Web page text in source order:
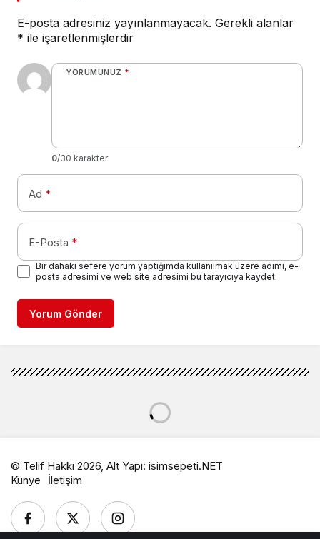
E-posta adresiniz yayınlanmayacak. Gerekli alanlar
* ile işaretlenmişlerdir
YORUMUNUZ *
0/30 karakter
Ad *
E-Posta *
Bir dahaki sefere yorum yaptığımda kullanılmak üzere adımı, e-
posta adresimi ve web site adresimi bu tarayıcıya kaydet.
Yorum Gönder
© Telif Hakkı 2026, Alt Yapı: isimsepeti.NET
Künye
İletişim